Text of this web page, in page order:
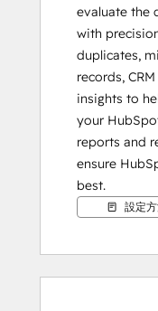
し
ま
す
evaluate the
with
duplicates,
records,
insights to
your
reports and
ensure
best.
設定